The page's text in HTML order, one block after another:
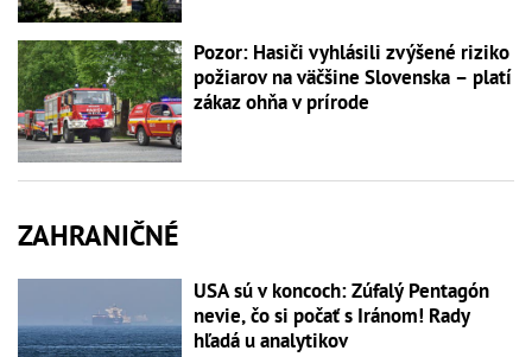
Pozor: Hasiči vyhlásili zvýšené riziko
požiarov na väčšine Slovenska – platí
zákaz ohňa v prírode
ZAHRANIČNÉ
USA sú v koncoch: Zúfalý Pentagón
nevie, čo si počať s Iránom! Rady
hľadá u analytikov